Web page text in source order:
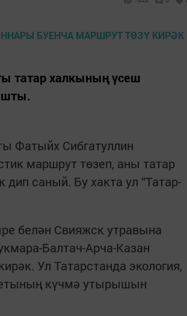
татар халкының үсеш
Фатыйх Сибгатуллин
маршрут төзеп, аны татар
саный. Бу хакта ул “Татар-
белән Свияжск утравына
Балтач-Арча-Казан
Ул Татарстанда экология,
күчмә утырышын